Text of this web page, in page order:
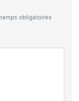
obligatoires